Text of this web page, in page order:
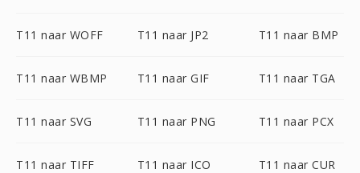
T11 naar WOFF T11 naar JP2 T11 naar BMP
T11 naar WBMP T11 naar GIF T11 naar TGA
T11 naar SVG T11 naar PNG T11 naar PCX
T11 naar TIFF T11 naar ICO T11 naar CUR